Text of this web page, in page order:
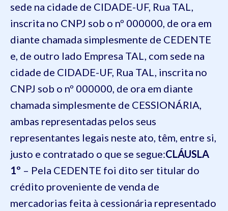
sede na cidade de CIDADE-UF, Rua TAL,
inscrita no CNPJ sob o nº 000000, de ora em
diante chamada simplesmente de CEDENTE
e, de outro lado Empresa TAL, com sede na
cidade de CIDADE-UF, Rua TAL, inscrita no
CNPJ sob o nº 000000, de ora em diante
chamada simplesmente de CESSIONÁRIA,
ambas representadas pelos seus
representantes legais neste ato, têm, entre si,
justo e contratado o que se segue:CLÁUSLA
1º – Pela CEDENTE foi dito ser titular do
crédito proveniente de venda de
mercadorias feita à cessionária representado